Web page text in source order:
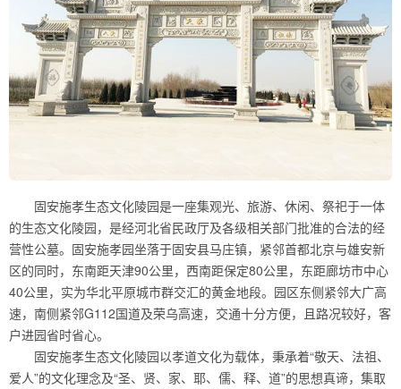
固安施孝生态文化陵园是一座集观光、旅游、休闲、祭祀于一体
的生态文化陵园，是经河北省民政厅及各级相关部门批准的合法的经
营性公墓。固安施孝园坐落于固安县马庄镇，紧邻首都北京与雄安新
区的同时，东南距天津90公里，西南距保定80公里，东距廊坊市中心
40公里，实为华北平原城市群交汇的黄金地段。园区东侧紧邻大广高
速，南侧紧邻G112国道及荣乌高速，交通十分方便，且路况较好，客
户进园省时省心。
固安施孝生态文化陵园以孝道文化为载体，秉承着“敬天、法祖、
爱人”的文化理念及“圣、贤、家、耶、儒、释、道”的思想真谛，集取